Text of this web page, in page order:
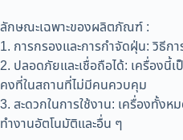
ลักษณะเฉพาะของผลิตภัณฑ์ :
1. การกรองและการกำจัดฝุ่น: วิธีก
2. ปลอดภัยและเชื่อถือได้: เครื่องนี้
คงที่ในสถานที่ไม่มีคนควบคุม
3. สะดวกในการใช้งาน: เครื่องทั้ง
ทำงานอัตโนมัติและอื่น ๆ